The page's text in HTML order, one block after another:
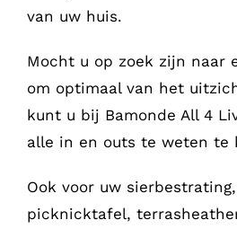
van uw huis.
Mocht u op zoek zijn naar
om optimaal van het
kunt u bij Bamonde All 4
alle in en outs te weten te
Ook voor uw
picknicktafel,